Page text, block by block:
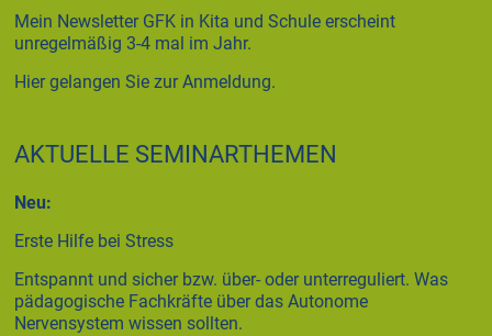
Mein Newsletter GFK in Kita und Schule erscheint
unregelmäßig 3-4 mal im Jahr.
Hier gelangen Sie zur Anmeldung.
AKTUELLE SEMINARTHEMEN
Neu:
Erste Hilfe bei Stress
Entspannt und sicher bzw. über- oder unterreguliert. Was
pädagogische Fachkräfte über das Autonome
Nervensystem wissen sollten.